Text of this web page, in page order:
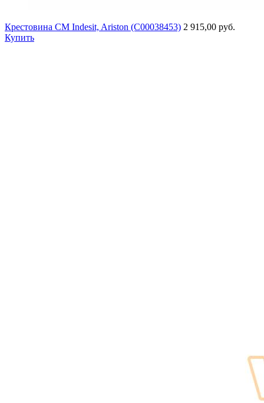
Крестовина СМ Indesit, Ariston (C00038453) 2 915,00 руб.
Купить